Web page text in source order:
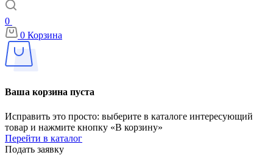
0
0 Корзина
Ваша корзина пуста
Исправить это просто: выберите в каталоге интересующий
товар и нажмите кнопку «В корзину»
Перейти в каталог
Подать заявку